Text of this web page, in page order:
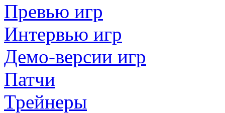
Превью игр
Интервью игр
Демо-версии игр
Патчи
Трейнеры